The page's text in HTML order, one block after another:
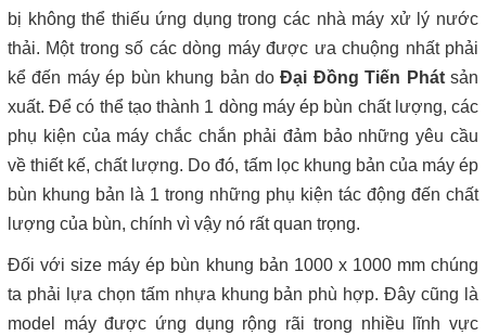
bị không thể thiếu ứng dụng trong các nhà máy xử lý nước
thải. Một trong số các dòng máy được ưa chuộng nhất phải
kể đến máy ép bùn khung bản doĐại Đồng Tiến Phátsản
xuất. Để có thể tạo thành 1 dòng máy ép bùn chất lượng, các
phụ kiện của máy chắc chắn phải đảm bảo những yêu cầu
về thiết kế, chất lượng. Do đó, tấm lọc khung bản của máy ép
bùn khung bản là 1 trong những phụ kiện tác động đến chất
lượng của bùn, chính vì vậy nó rất quan trọng.
Đối với size máy ép bùn khung bản 1000 x 1000 mm chúng
ta phải lựa chọn tấm nhựa khung bản phù hợp. Đây cũng là
model máy được ứng dụng rộng rãi trong nhiều lĩnh vực